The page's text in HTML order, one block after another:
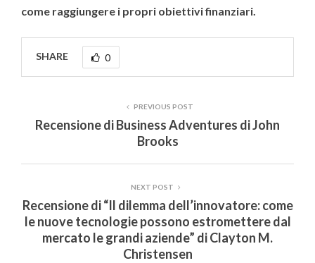
come raggiungere i propri obiettivi finanziari.
SHARE 0
PREVIOUS POST
Recensione di Business Adventures di John
Brooks
NEXT POST
Recensione di “Il dilemma dell’innovatore: come
le nuove tecnologie possono estromettere dal
mercato le grandi aziende” di Clayton M.
Christensen